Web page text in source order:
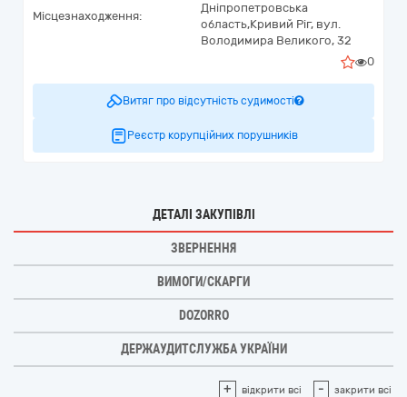
Місцезнаходження:
Дніпропетровська
область,Кривий Ріг, вул.
Володимира Великого, 32
0
Витяг про відсутність судимості
Реєстр корупційних порушників
ДЕТАЛІ ЗАКУПІВЛІ
ЗВЕРНЕННЯ
ВИМОГИ/СКАРГИ
DOZORRO
ДЕРЖАУДИТСЛУЖБА УКРАЇНИ
+ відкрити всі - закрити всі